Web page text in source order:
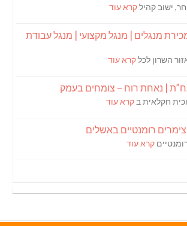
ישוב קהילקרא עוד
מנגלים | מנגל מקצועי | מנגל עבודת
השרון לכלקרא עוד
| נאחת רוח – צומחים בעמק
חקלאית ב קרא עוד
רומנטיים באשלים
קרא עוד